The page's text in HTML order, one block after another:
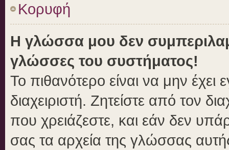
Κορυφή
Η γλώσσα μου δεν
γλώσσες του συστήματος!
Το πιθανότερο είναι να μην
διαχειριστή. Ζητείστε από τον
που χρειάζεστε, και εάν δεν
σας τα αρχεία της γλώσσας